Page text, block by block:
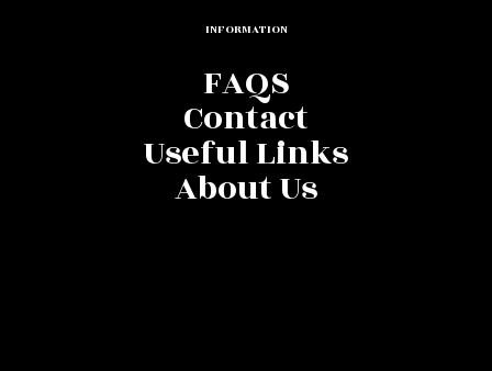
INFORMATION
FAQS
Contact
Useful Links
About Us